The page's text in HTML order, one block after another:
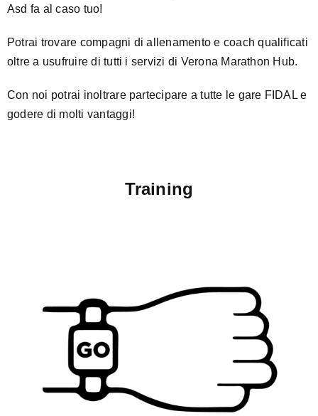
Asd fa al caso tuo!
Potrai trovare compagni di allenamento e coach qualificati
oltre a usufruire di tutti i servizi di Verona Marathon Hub.
Con noi potrai inoltrare partecipare a tutte le gare FIDAL e
godere di molti vantaggi!
Training